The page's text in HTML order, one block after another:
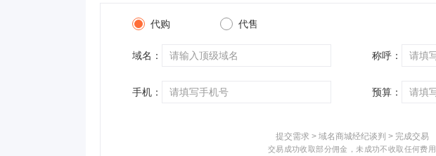
代购 代售
域名： 称呼：
手机： 预算：
提交需求 > 域名商城经纪谈判 > 完成交易
交易成功收取部分佣金，未成功不收取任何费用